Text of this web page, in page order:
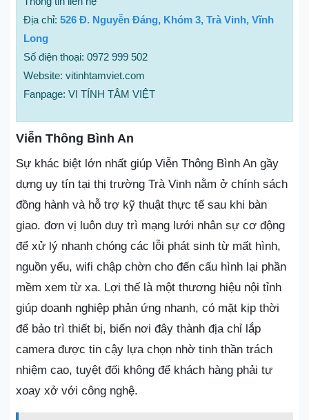
Địa chỉ: 526 Đ. Nguyễn Đáng, Khóm 3, Trà Vinh, Vĩnh
Long
Số điện thoại: 0972 999 502
Website: vitinhtamviet.com
Fanpage: VI TÍNH TÂM VIỆT
Viễn Thông Bình An
Sự khác biệt lớn nhất giúp Viễn Thông Bình An gầy
dựng uy tín tại thị trường Trà Vinh nằm ở chính sách
đồng hành và hỗ trợ kỹ thuật thực tế sau khi bàn
giao. đơn vị luôn duy trì mạng lưới nhân sự cơ động
để xử lý nhanh chóng các lỗi phát sinh từ mất hình,
nguồn yếu, wifi chập chờn cho đến cấu hình lại phần
mềm xem từ xa. Lợi thế là một thương hiệu nội tỉnh
giúp doanh nghiệp phản ứng nhanh, có mặt kịp thời
để bảo trì thiết bị, biến nơi đây thành địa chỉ lắp
camera được tin cậy lựa chọn nhờ tinh thần trách
nhiệm cao, tuyệt đối không để khách hàng phải tự
xoay xở với công nghệ.